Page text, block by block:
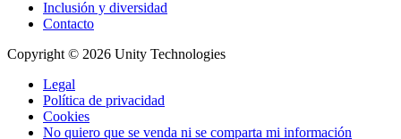
Inclusión y diversidad
Contacto
Copyright © 2026 Unity Technologies
Legal
Política de privacidad
Cookies
No quiero que se venda ni se comparta mi información